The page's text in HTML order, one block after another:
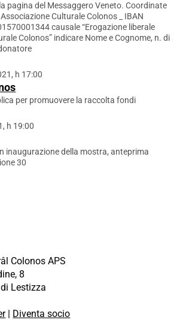
pagina del Messaggero Veneto. Coordinate
Culturale Colonos _ IBAN
causale “Erogazione liberale
Colonos” indicare Nome e Cognome, n. di
h 17:00
per promuovere la raccolta fondi
h 19:00
inaugurazione della mostra, anteprima
30
Colonos APS
8
Lestizza
| Diventa socio